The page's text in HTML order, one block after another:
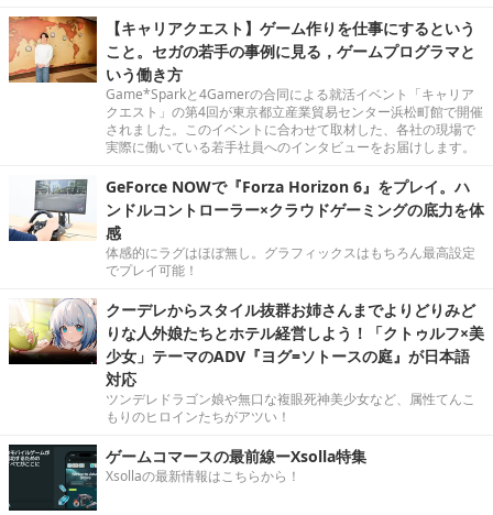
【キャリアクエスト】ゲーム作りを仕事にするという
こと。セガの若手の事例に見る，ゲームプログラマと
いう働き方
Game*Sparkと4Gamerの合同による就活イベント「キャリア
クエスト」の第4回が東京都立産業貿易センター浜松町館で開催
されました。このイベントに合わせて取材した、各社の現場で
実際に働いている若手社員へのインタビューをお届けします。
GeForce NOWで『Forza Horizon 6』をプレイ。ハ
ンドルコントローラー×クラウドゲーミングの底力を体
感
体感的にラグはほぼ無し。グラフィックスはもちろん最高設定
でプレイ可能！
クーデレからスタイル抜群お姉さんまでよりどりみど
りな人外娘たちとホテル経営しよう！「クトゥルフ×美
少女」テーマのADV『ヨグ=ソトースの庭』が日本語
対応
ツンデレドラゴン娘や無口な複眼死神美少女など、属性てんこ
もりのヒロインたちがアツい！
ゲームコマースの最前線ーXsolla特集
Xsollaの最新情報はこちらから！